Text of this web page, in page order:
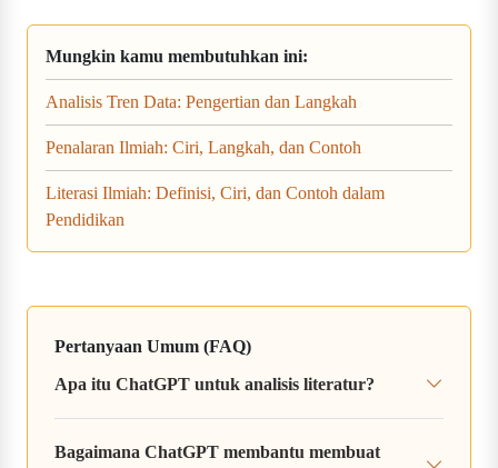
Mungkin kamu membutuhkan ini:
Analisis Tren Data: Pengertian dan Langkah
Penalaran Ilmiah: Ciri, Langkah, dan Contoh
Literasi Ilmiah: Definisi, Ciri, dan Contoh dalam
Pendidikan
Pertanyaan Umum (FAQ)
Apa itu ChatGPT untuk analisis literatur?
Bagaimana ChatGPT membantu membuat